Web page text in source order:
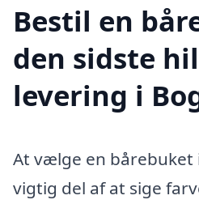
Bestil en
den sidste
levering i
At vælge en bårebuket
vigtig del af at sige